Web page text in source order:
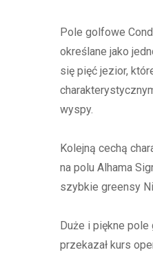
Pole golfowe
określane jako
się pięć jezior,
wyspy.
Kolejną cechą
na polu Alhama
szybkie greensy
Duże i piękne
przekazał kurs